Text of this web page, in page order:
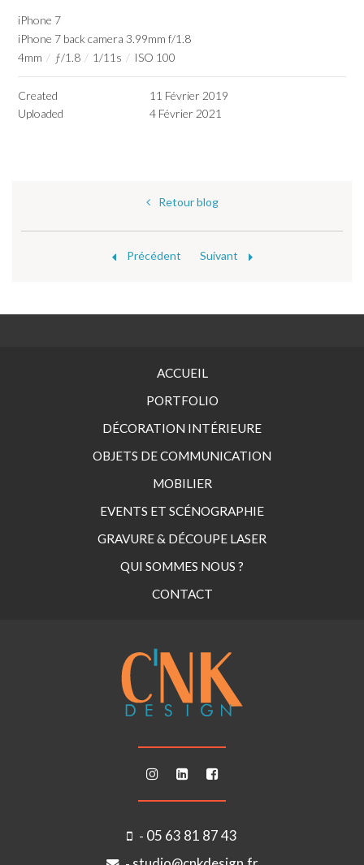
iPhone 7
iPhone 7 back camera 3.99mm f/1.8
4mm / ƒ/1.8 / 1/11s / ISO 100
Created
11 Février 2019
Uploaded
4 Février 2021
Retour blog
Précédent Suivant
ACCUEIL
PORTFOLIO
DÉCORATION INTÉRIEURE
OBJETS DE COMMUNICATION
MOBILIER
EVENTS ET SCÉNOGRAPHIE
GRAVURE & DÉCOUPE LASER
QUI SOMMES NOUS ?
CONTACT
- 05 63 81 87 43